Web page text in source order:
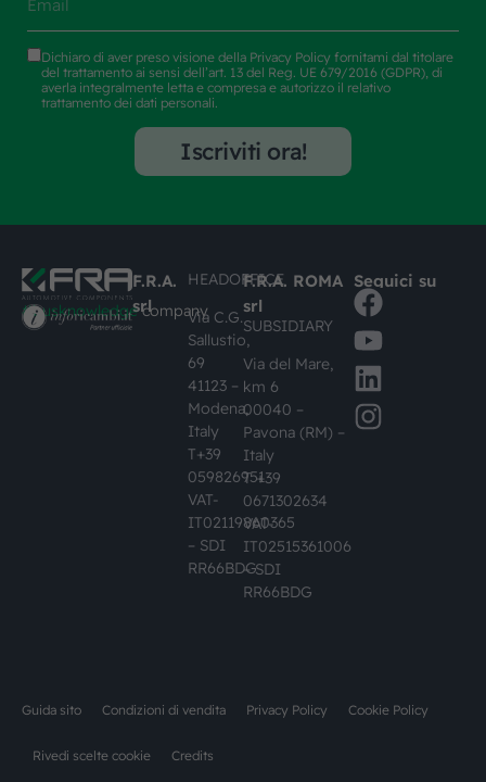
Dichiaro di aver preso visione della Privacy Policy fornitami dal titolare
del trattamento ai sensi dell’art. 13 del Reg. UE 679/2016 (GDPR), di
averla integralmente letta e compresa e autorizzo il relativo
trattamento dei dati personali.
Iscriviti ora!
#busknowledgecompany
F.R.A.
srl
HEADOFFICE
Via C.G.
Sallustio,
69
41123 –
Modena,
Italy
T+39
059826951
VAT-
IT02119860365
– SDI
RR66BDG
F.R.A. ROMA
srl
SUBSIDIARY
Via del Mare,
km 6
00040 –
Pavona (RM) –
Italy
T +39
0671302634
VAT-
IT02515361006
– SDI
RR66BDG
Seguici su
Guida sito Condizioni di vendita Privacy Policy Cookie Policy
Rivedi scelte cookie Credits